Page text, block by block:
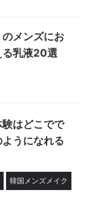
メンズにお
る乳液20選
はどこでで
うになれる
韓国メンズメイク